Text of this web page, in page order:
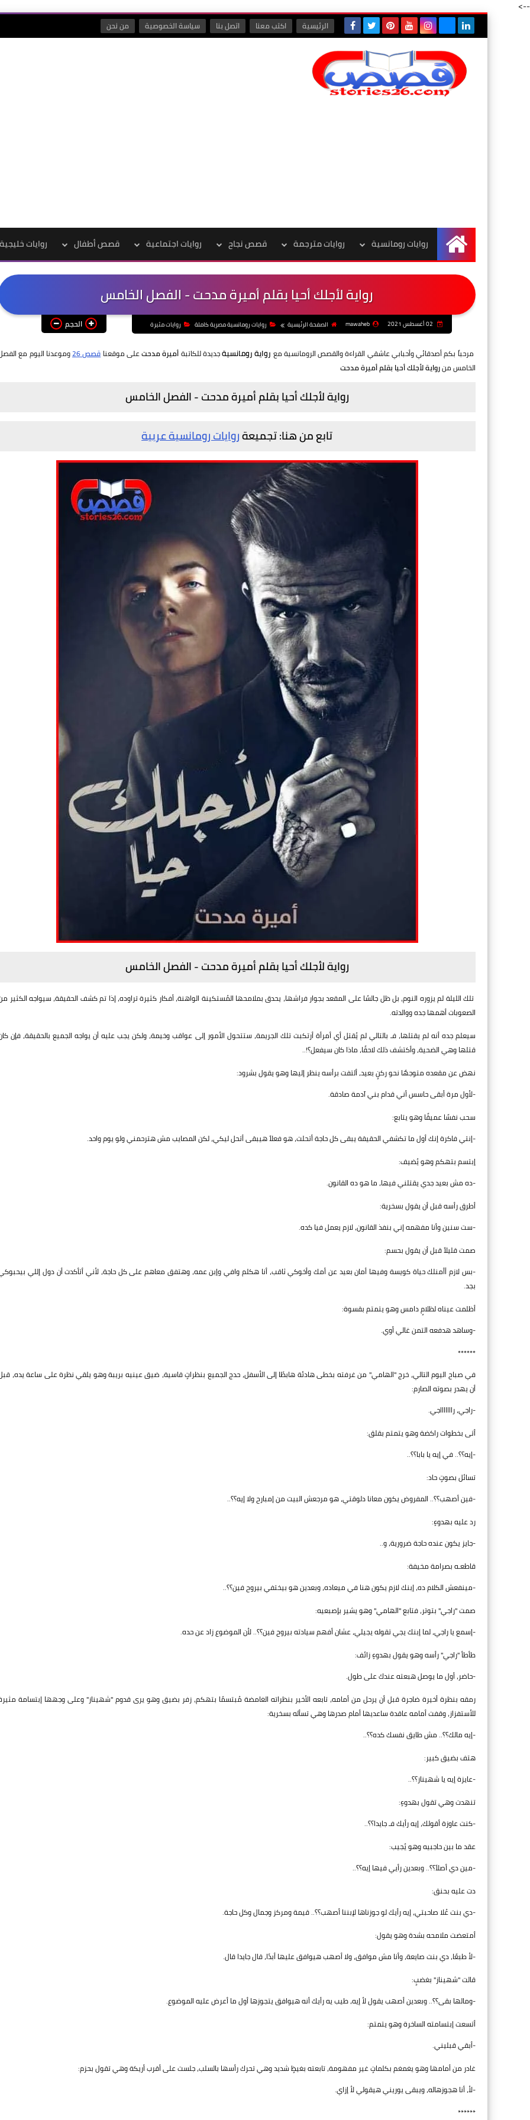
-->
الرئيسية اكتب معنا اتصل بنا سياسة الخصوصية من نحن
الرئيسية
روايات رومانسية روايات مترجمة قصص نجاح روايات اجتماعية قصص أطفال روايات خليجية
رواية لأجلك أحيا بقلم أميرة مدحت - الفصل الخامس
mawaheb الصفحة الرئيسية روايات رومانسية مصرية كاملة روايات مثيرة الحجم
مرحباً بكم أصدقائي وأحبابي عاشقي القراءة والقصص الرومانسية مع رواية رومانسيةجديدة للكاتبةأميرة مدحتعلى موقعناقصص 26
وموعدنا اليوم مع
الخامس منرواية لأجلك أحيا بقلم أميرة مدحت
رواية لأجلك أحيا بقلم أميرة مدحت - الفصلالخامس
تابع من هنا: تجميعةروايات رومانسية عربية
رواية لأجلك أحيا بقلم أميرة مدحت - الفصل الخامس
تلك الليلة لم يزوره النوم، بل ظل جالسًا على المقعد بجوار فراشها، يحدق بملامحها المُستكينة الواهنة، أفكار كثيرة تراوده، إذا تم كشف الحقيقة، سيواجه الكثير
الصعوبات أهمها جده ووالدته.
سيعلم جده أنه لم يقتلها، فـ بالتالي لم يُقتل أي أمرأة أرتكبت تلك الجريمة، ستتحول الأمور إلى عواقب وخيمة، ولكن يجب عليه أن يواجه الجميع بالحقيقة، فإن
قتلها وهي الضحية، وأكتشف ذلك لاحقًا، ماذا كان سيفعل؟!..
نهض عن مقعده متوجهًا نحو ركنٍ بعيد، ألتفت برأسه ينظر إليها وهو يقول بشرود:
-لأول مرة أبقى حاسس أني قدام بني آدمة صادقة.
سحب نفسًا عميقًا وهو يتابع:
-إنتي فاكرة إنك أول ما تكشفي الحقيقة يبقى كل حاجة أتحلت، هو فعلاً هيبقى أتحل ليكي، لكن المصايب مش هترحمني ولو يوم واحد.
إبتسم بتهكم وهو يُضيف:
-ده مش بعيد جدي يقتلني فيها، ما هو ده القانون.
أطرق رأسه قبل أن يقول بسخرية:
-ست سنين وأنا مفهمه إني بنفذ القانون، لازم يعمل فيا كده.
صمت قليلاً قبل أن يقول بحسم:
-بس لازم أأمنلك حياة كويسة وفيها أمان بعيد عن أمك وأخوكي ثاقب، أنا هكلم وافي وإبن عمه، وهتفق معاهم على كل حاجة، لأني أتأكدت أن دول إللي
بجد.
أظلمت عيناه لظلامٍ دامس وهو يتمتم بقسوة:
-وساهد هدفعه التمن غالي أوي.
******
في صباح اليوم التالي، خرج "الهامي" من غرفته بخطى هادئة هابطًا إلى الأسفل، حدج الجميع بنظراتٍ قاسية، ضيق عينيه بريبة وهو يلقي نظرة على ساعة يده،
أن يهدر بصوته الصارم:
-راجي، راااااااجي.
أتى بخطوات راكضة وهو يتمتم بقلق:
-إيه؟؟.. في إيه يا بابا؟؟..
تسائل بصوتٍ حاد:
-فين أصهب؟؟.. المفروض يكون معانا دلوقتي، هو مرجعش البيت من إمبارح ولا إيه؟؟..
رد عليه بهدوءٍ:
-جايز يكون عنده حاجة ضرورية، و..
قاطعـه بصرامة مخيفة:
-مينفعش الكلام ده، إبنك لازم يكون هنا في ميعاده، وبعدين هو بيختفي بيروح فين؟؟..
صمت "راجي" بتوتر، فتابع "الهامي" وهو يشير بإصبعيه:
-إسمع يا راجي، لما إبنك يجي تقوله يجيلي، عشان أفهم سيادته بيروح فين؟؟.. لأن الموضوع زاد عن حده.
طأطأ "راجي" رأسه وهو يقول بهدوءٍ زائف:
-حاضر، أول ما يوصل هبعته عندك على طول.
رمقه بنظرة أخيرة ضاجرة قبل أن يرحل من أمامه، تابعه الأخير بنظراته الغامضة مُبتسمًا بتهكم، زفر بضيق وهو يرى قدوم "شهيناز" وعلى وجهها إبتسامة
للأستفزاز، وقفت أمامه عاقدة ساعديها أمام صدرها وهي تسأله بسخرية:
-إيه مالك؟؟.. مش طايق نفسك كده؟؟..
هتف بضيق كبير:
-عايزة إيه يا شهيناز؟؟..
تنهدت وهي تقول بهدوءٍ:
-كنت عاوزة أقولك، إيه رأيك فـ جايدا؟؟..
عقد ما بين حاجبيه وهو يُجيب:
-مين دي أصلاً؟؟.. وبعدين رأيي فيها إيه؟؟..
دت عليه بحنق:
-دي بنت عُلا صاحبتي، إيه رأيك لو جوزناها لإبننا أصهب؟؟.. قيمة ومركز وجمال وكل حاجة.
أمتعضت ملامحه بشدة وهو يقول:
-لأ طبعًا، دي بنت صايعة، وأنا مش موافق، ولا أصهب هيوافق عليها أبدًا، قال جايدا قال.
قالت "شهيناز" بغضبٍ:
-ومالها بقى؟؟.. وبعدين أصهب يقول لأ إيه، طيب يه رأيك أنه هيوافق يتجوزها أول ما أعرض عليه الموضوع.
أتسعت إبتسامته الساخرة وهو يتمتم:
-أبقي قبليني.
غادر من أمامها وهو يغمغم بكلماتٍ غير مفهومة، تابعته بغيظٍ شديد وهي تحرك رأسها بالسلب، جلست على أقرب أريكة وهي تقول بحزم:
-لأ، أنا هجوزهاله، ويبقى يوريني هيقولي لأ إزاي.
******